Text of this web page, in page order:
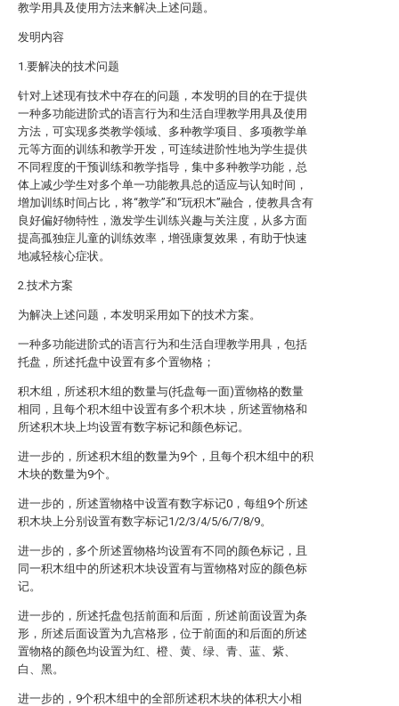
教学用具及使用方法来解决上述问题。
发明内容
1.要解决的技术问题
针对上述现有技术中存在的问题，本发明的目的在于提供
一种多功能进阶式的语言行为和生活自理教学用具及使用
方法，可实现多类教学领域、多种教学项目、多项教学单
元等方面的训练和教学开发，可连续进阶性地为学生提供
不同程度的干预训练和教学指导，集中多种教学功能，总
体上减少学生对多个单一功能教具总的适应与认知时间，
增加训练时间占比，将“教学”和“玩积木”融合，使教具含有
良好偏好物特性，激发学生训练兴趣与关注度，从多方面
提高孤独症儿童的训练效率，增强康复效果，有助于快速
地减轻核心症状。
2.技术方案
为解决上述问题，本发明采用如下的技术方案。
一种多功能进阶式的语言行为和生活自理教学用具，包括
托盘，所述托盘中设置有多个置物格；
积木组，所述积木组的数量与(托盘每一面)置物格的数量
相同，且每个积木组中设置有多个积木块，所述置物格和
所述积木块上均设置有数字标记和颜色标记。
进一步的，所述积木组的数量为9个，且每个积木组中的积
木块的数量为9个。
进一步的，所述置物格中设置有数字标记0，每组9个所述
积木块上分别设置有数字标记1/2/3/4/5/6/7/8/9。
进一步的，多个所述置物格均设置有不同的颜色标记，且
同一积木组中的所述积木块设置有与置物格对应的颜色标
记。
进一步的，所述托盘包括前面和后面，所述前面设置为条
形，所述后面设置为九宫格形，位于前面的和后面的所述
置物格的颜色均设置为红、橙、黄、绿、青、蓝、紫、
白、黑。
进一步的，9个积木组中的全部所述积木块的体积大小相